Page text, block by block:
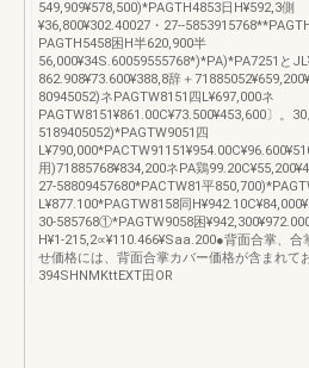
549,909¥578,500)*PAGTH4853日H¥592,3側
¥36,800¥302.40027・27--
PAGTH5458困H半620,900半
56,000¥34S.60059555768*)*PA)*PA7251と
862.908¥73.600¥388,8辞＋
80945052)ネPAGTW8151四L¥697,000ネ
PAGTW8151¥861.00C¥73.500¥453,600〕。
5189405052)*PAGTW9051四
用)71885768¥834,200ネPA鶏
27-58809457680*PACTW81平
L¥877.100*PAGTW8158同
30-585768①*PAGTW9058困
H¥1‐215,2∝¥110.466¥Saa.200●背面合掌、
せ価格には、背面合掌カバー価格が含まれて
394SHNMKttEXT田OR